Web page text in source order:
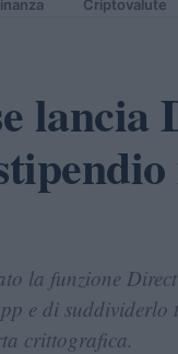
Criptovalute
lancia
la funzione
e di
crittografica.